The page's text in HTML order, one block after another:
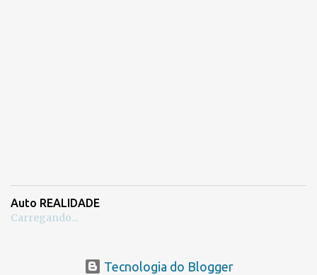
Auto REALIDADE
Carregando...
Tecnologia do Blogger